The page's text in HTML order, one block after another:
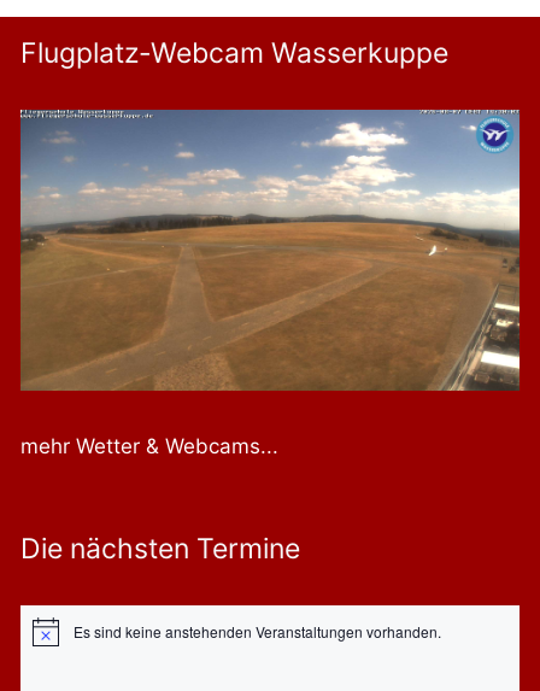
Flugplatz-Webcam Wasserkuppe
mehr Wetter & Webcams...
Die nächsten Termine
HinweisEs sind keine anstehenden Veranstaltungen vorhanden.